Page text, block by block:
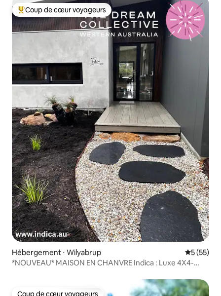
Coups de cœur voyageurs les plus appréciés
Coup de cœur voyageurs
Hébergement ⋅ Wilyabrup
5 (55)
*NOUVEAU* MAISON EN CHANVRE Indica : Luxe 4X4-
Coup de cœur voyageurs